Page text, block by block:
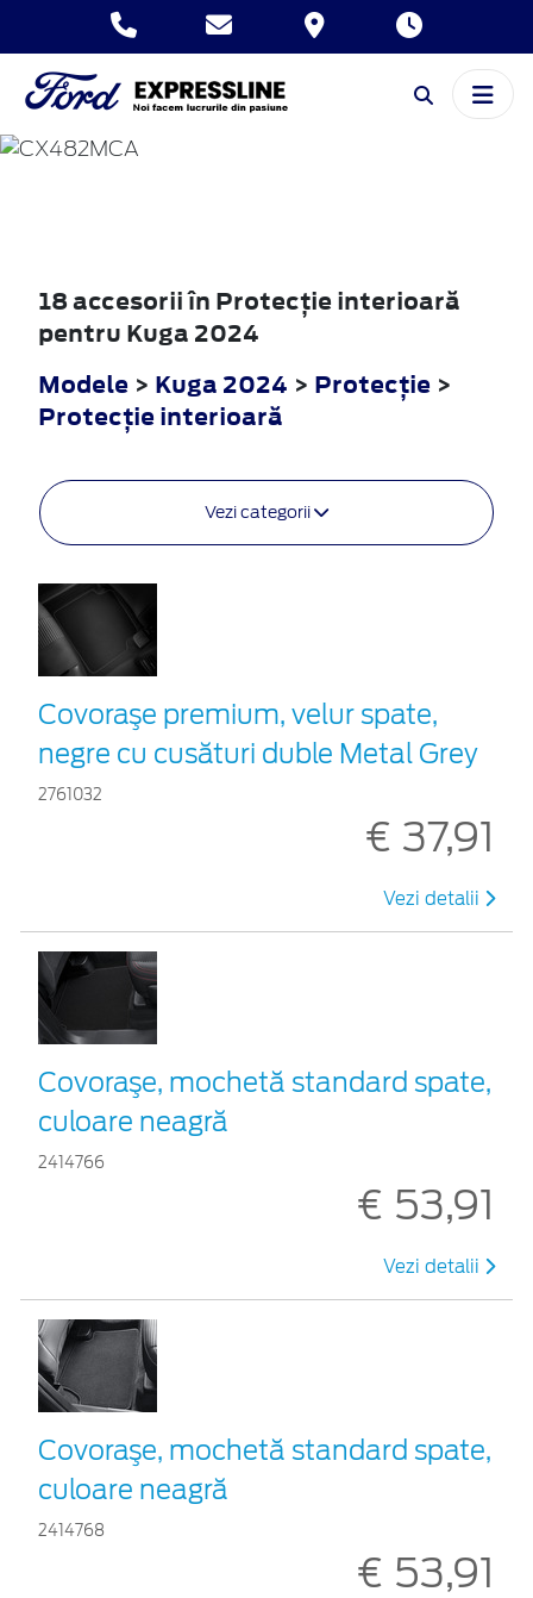
KUGA
18 accesorii în Protecţie interioară
pentru Kuga 2024
Modele > Kuga 2024 > Protecţie >
Protecţie interioară
Vezi categorii
Covoraşe premium, velur spate,
negre cu cusături duble Metal Grey
2761032
€ 37,91
Vezi detalii
Covoraşe, mochetă standard spate,
culoare neagră
2414766
€ 53,91
Vezi detalii
Covoraşe, mochetă standard spate,
culoare neagră
2414768
€ 53,91